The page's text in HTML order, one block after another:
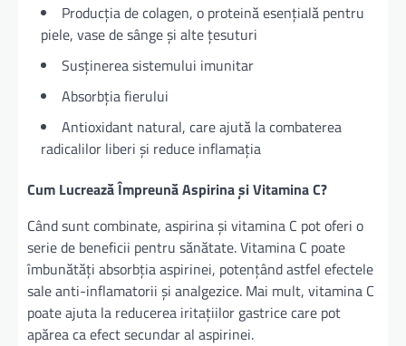
Producția de colagen, o proteină esențială pentru
piele, vase de sânge și alte țesuturi
Susținerea sistemului imunitar
Absorbția fierului
Antioxidant natural, care ajută la combaterea
radicalilor liberi și reduce inflamația
Cum Lucrează Împreună Aspirina și Vitamina C?
Când sunt combinate, aspirina și vitamina C pot oferi o
serie de beneficii pentru sănătate. Vitamina C poate
îmbunătăți absorbția aspirinei, potențând astfel efectele
sale anti-inflamatorii și analgezice. Mai mult, vitamina C
poate ajuta la reducerea iritațiilor gastrice care pot
apărea ca efect secundar al aspirinei.